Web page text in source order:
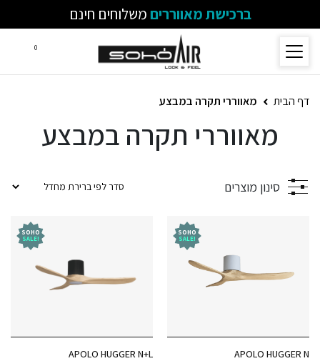
ברכישת מאוורריםמשלוחים חינם
0
דף הבית מאווררי תקרה במבצע
מאווררי תקרה במבצע
סינון מוצרים
SOHO
!SALE
APOLO HUGGER N
SOHO
!SALE
APOLO HUGGER N+L